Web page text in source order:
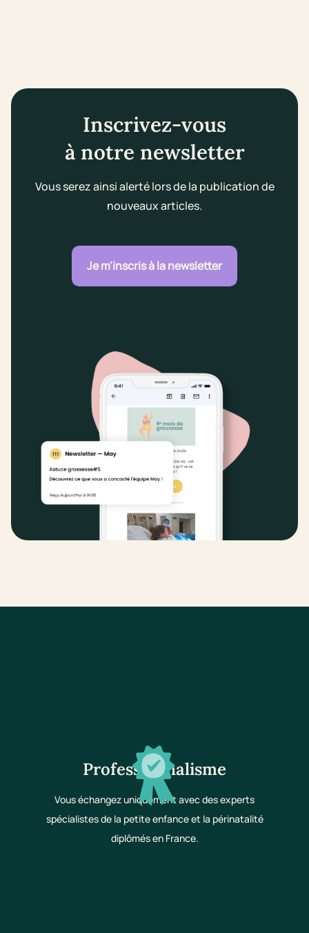
Inscrivez-vous
à notre newsletter
Vous serez ainsi alerté lors de la publication de
nouveaux articles.
Je m'inscris à la newsletter
Professionnalisme
Vous échangez uniquement avec des experts
spécialistes de la petite enfance et la périnatalité
diplômés en France.